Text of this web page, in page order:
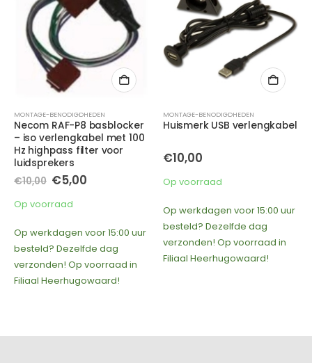
MONTAGE-BENODIGDHEDEN
Huismerk USB verlengkabel
€10,00
Op voorraad
Op werkdagen voor 15:00 uur
besteld? Dezelfde dag
verzonden! Op voorraad in
Filiaal Heerhugowaard!
ACCESSOIRES,MONTAGE-BENODIGDHEDEN
Phonocar 3/510 montage
€49,00
was:
€49,00.
Op voorraad
Op werkdagen voor 15:00 uur
besteld? Dezelfde dag
verzonden! Op voorraad in
Filiaal Heerhugowaard!